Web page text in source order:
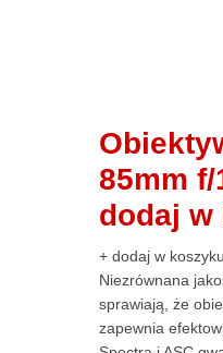
85mm f/
dodaj
+ dodaj w
Niezrównana
sprawiają, że
zapewnia